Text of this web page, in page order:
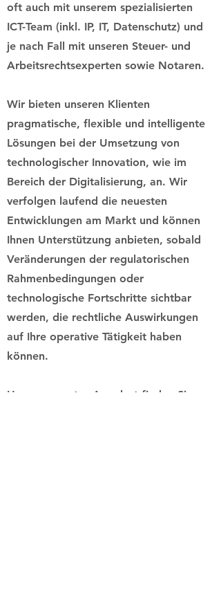
oft auch mit unserem spezialisierten
ICT-Team (inkl. IP, IT, Datenschutz) und
je nach Fall mit unseren Steuer- und
Arbeitsrechtsexperten sowie Notaren.
Wir bieten unseren Klienten
pragmatische, flexible und intelligente
Lösungen bei der Umsetzung von
technologischer Innovation, wie im
Bereich der Digitalisierung, an. Wir
verfolgen laufend die neuesten
Entwicklungen am Markt und können
Ihnen Unterstützung anbieten, sobald
Veränderungen der regulatorischen
Rahmenbedingungen oder
technologische Fortschritte sichtbar
werden, die rechtliche Auswirkungen
auf Ihre operative Tätigkeit haben
können.
Unser gesamtes Angebot finden Sie